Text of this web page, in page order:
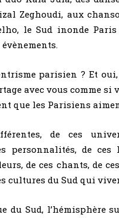
Zeghoudi, aux
le Sud inonde Paris
parisien ? Et
avec vous comme si
que les Parisiens
de ces
personnalités, de ces
de ces chants, de
cultures du Sud qui
Sud, l’hémisphère